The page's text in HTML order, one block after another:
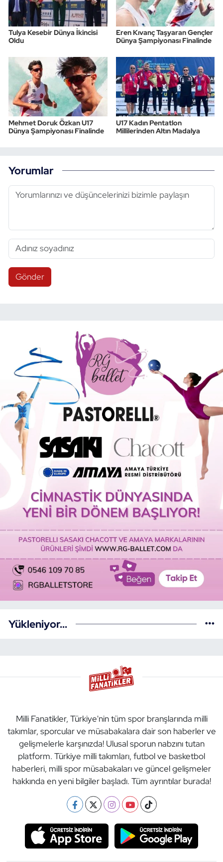
Tulya Kesebir Dünya İkincisi
Oldu
Eren Kıvanç Taşyaran Gençler
Dünya Şampiyonası Finalinde
Mehmet Doruk Özkan U17
Dünya Şampiyonası Finalinde
U17 Kadın Pentatlon
Millilerinden Altın Madalya
Yorumlar
Gönder
Yükleniyor...
Milli Fanatikler, Türkiye'nin tüm spor branşlarında milli
takımlar, sporcular ve müsabakalara dair son haberler ve
gelişmelerle karşınızda! Ulusal sporun nabzını tutan
platform. Türkiye milli takımları, futbol ve basketbol
haberleri, milli spor müsabakaları ve güncel gelişmeler
hakkında en yeni bilgiler başladı. Tüm ayrıntılar burada!